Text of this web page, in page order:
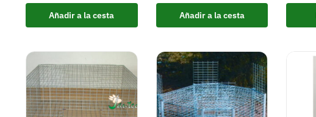
Añadir a la cesta Añadir a la cesta